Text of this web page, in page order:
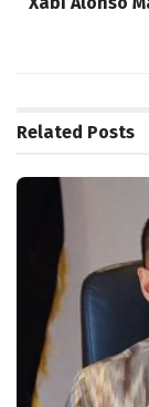
Related Posts